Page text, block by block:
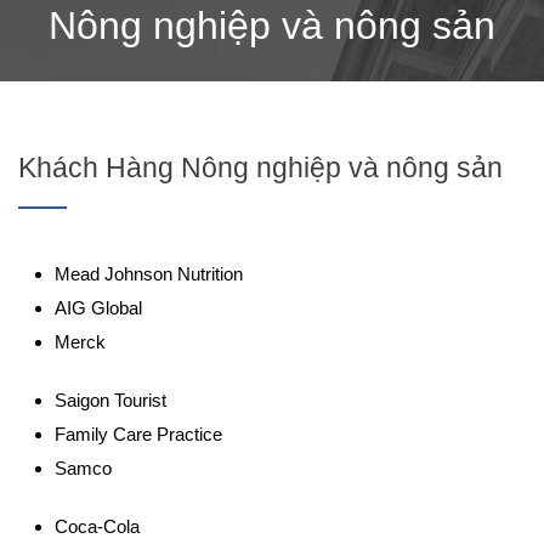
Nông nghiệp và nông sản
Khách Hàng Nông nghiệp và nông sản
Mead Johnson Nutrition
AIG Global
Merck
Saigon Tourist
Family Care Practice
Samco
Coca-Cola